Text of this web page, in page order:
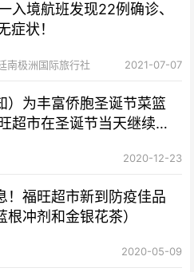
入境航班发现22例确诊、
症状！
南极洲国际旅行社 2021-07-07
）为丰富侨胞圣诞节菜篮
超市在圣诞节当天继续营
2020-12-23
！福旺超市新到防疫佳品
根冲剂和金银花茶）
2020-05-09